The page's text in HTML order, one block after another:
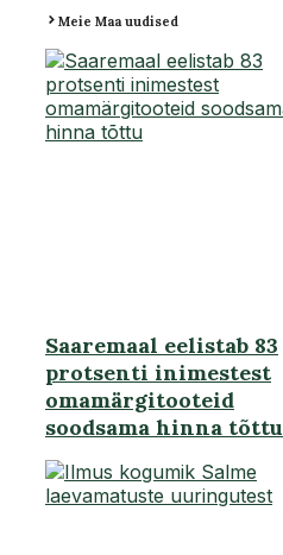
Meie Maa uudised
Saaremaal eelistab 83
protsenti inimestest
omamärgitooteid
soodsama hinna tõttu